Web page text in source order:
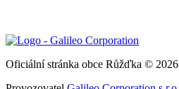
Oficiální stránka obce Růžďka © 2026